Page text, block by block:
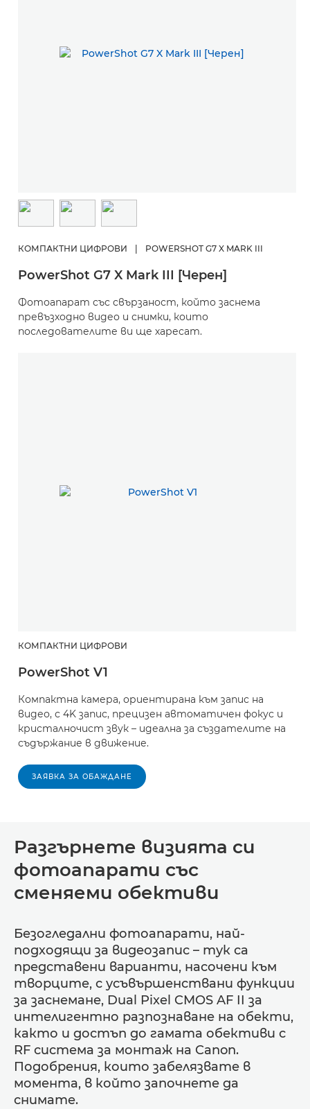
КОМПАКТНИ ЦИФРОВИ POWERSHOT G7 X MARK III
PowerShot G7 X Mark III [Черен]
Фотоапарат със свързаност, който заснема
превъзходно видео и снимки, които
последователите ви ще харесат.
КОМПАКТНИ ЦИФРОВИ
PowerShot V1
Компактна камера, ориентирана към запис на
видео, с 4K запис, прецизен автоматичен фокус и
кристалночист звук – идеална за създателите на
съдържание в движение.
ЗАЯВКА ЗА ОБАЖДАНЕ
Разгърнете визията си
фотоапарати със
сменяеми обективи
Безогледални фотоапарати, най-
подходящи за видеозапис – тук са
представени варианти, насочени към
творците, с усъвършенствани функции
за заснемане, Dual Pixel CMOS AF II за
интелигентно разпознаване на обекти,
както и достъп до гамата обективи с
RF система за монтаж на Canon.
Подобрения, които забелязвате в
момента, в който започнете да
снимате.